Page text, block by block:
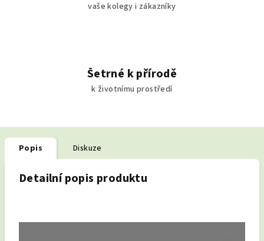
vaše kolegy i zákazníky
Šetrné k přírodě
k životnímu prostředí
Popis Diskuze
Detailní popis produktu